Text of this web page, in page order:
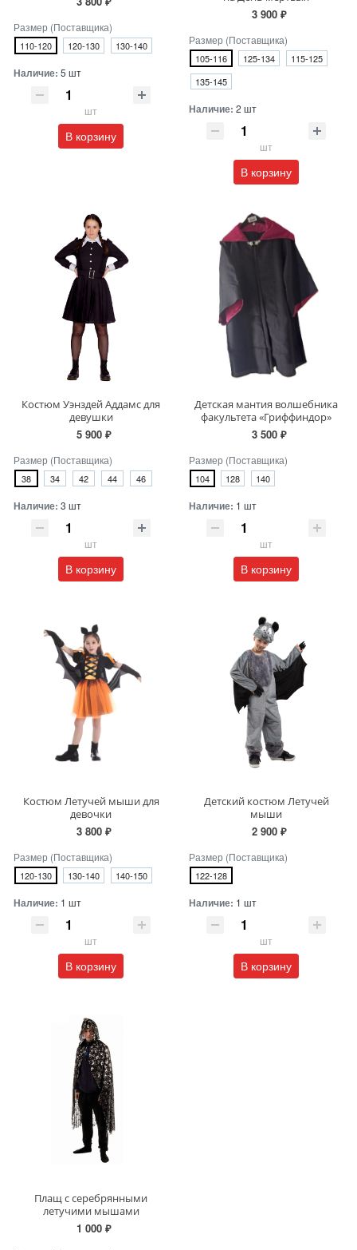
Размер (Поставщика)
110-120 120-130 130-140
Наличие: 5 шт
шт
В корзину
3 900 ₽
Размер (Поставщика)
105-116 125-134
115-125
135-145
Наличие: 2 шт
шт
В корзину
Костюм Уэнздей Аддамс для
девушки
5 900 ₽
Размер (Поставщика)
38 34 42 44 46
Наличие: 3 шт
шт
В корзину
Детская мантия волшебника
факультета «Гриффиндор»
3 500 ₽
Размер (Поставщика)
104 128 140
Наличие: 1 шт
шт
В корзину
Костюм Летучей мыши для
девочки
3 800 ₽
Размер (Поставщика)
120-130 130-140 140-150
Наличие: 1 шт
шт
В корзину
Детский костюм Летучей
мыши
2 900 ₽
Размер (Поставщика)
122-128
Наличие: 1 шт
шт
В корзину
Плащ с серебрянными
летучими мышами
1 000 ₽